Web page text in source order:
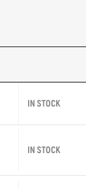
IN STOCK
IN STOCK